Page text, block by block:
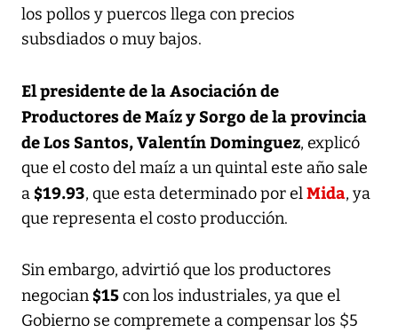
los pollos y puercos llega con precios
subsdiados o muy bajos.
El presidente de la Asociación de
Productores de Maíz y Sorgo de la provincia
de Los Santos, Valentín Dominguez, explicó
que el costo del maíz a un quintal este año sale
a $19.93, que esta determinado por elMida, ya
que representa el costo producción.
Sin embargo, advirtió que los productores
negocian $15con los industriales, ya que el
Gobierno se compremete a compensar los $5